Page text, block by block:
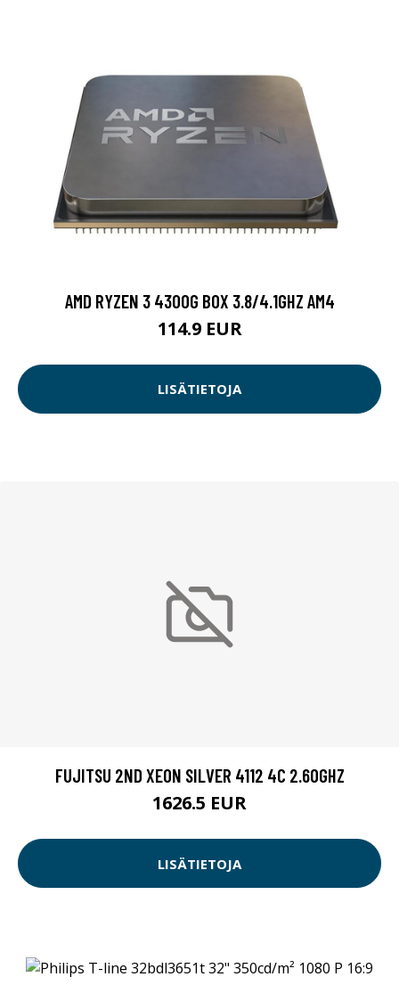
AMD RYZEN 3 4300G BOX 3.8/4.1GHZ AM4
114.9 EUR
LISÄTIETOJA
FUJITSU 2ND XEON SILVER 4112 4C 2.60GHZ
1626.5 EUR
LISÄTIETOJA